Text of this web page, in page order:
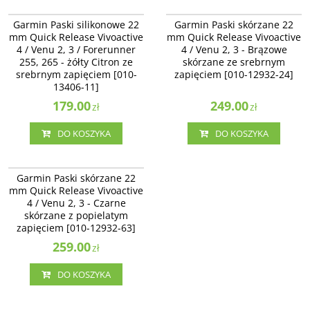
Garmin Paski silikonowe 22 mm
Quick Release Vivoactive 4 / Venu
2, 3 / Forerunner 255, 265 - żółty
Citron ze srebrnym zapięciem [010-
13406-11]
Garmin Paski silikonowe 22
mm Quick Release Vivoactive
4 / Venu 2, 3 / Forerunner
255, 265 - żółty Citron ze
srebrnym zapięciem [010-
13406-11]
179.00zł
DO KOSZYKA
Garmin Paski skórzane 22 mm
Quick Release Vivoactive 4 / Venu 2
- Brązowe skórzane ze srebrnym
zapięciem [010-12932-24]
Garmin Paski skórzane 22
mm Quick Release Vivoactive
4 / Venu 2, 3 - Brązowe
skórzane ze srebrnym
zapięciem [010-12932-24]
249.00zł
DO KOSZYKA
Garmin Paski skórzane 22 mm
Quick Release Vivoactive 4 / Venu
2, 3 - Czarne skórzane z popielatym
zapięciem [010-12932-63]
Garmin Paski skórzane 22
mm Quick Release Vivoactive
4 / Venu 2, 3 - Czarne
skórzane z popielatym
zapięciem [010-12932-63]
259.00zł
DO KOSZYKA